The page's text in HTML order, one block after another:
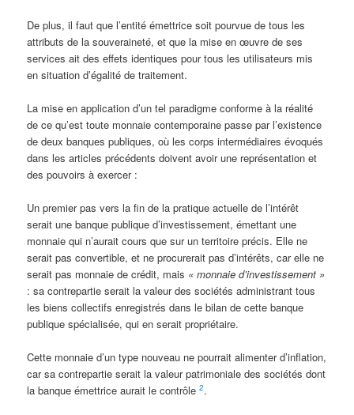
De plus, il faut que l’entité émettrice soit pourvue de tous les
attributs de la souveraineté, et que la mise en œuvre de ses
services ait des effets identiques pour tous les utilisateurs mis
en situation d’égalité de traitement.
La mise en application d’un tel paradigme conforme à la réalité
de ce qu’est toute monnaie contemporaine passe par l’existence
de deux banques publiques, où les corps intermédiaires évoqués
dans les articles précédents doivent avoir une représentation et
des pouvoirs à exercer :
Un premier pas vers la fin de la pratique actuelle de l’intérêt
serait une banque publique d’investissement, émettant une
monnaie qui n’aurait cours que sur un territoire précis. Elle ne
serait pas convertible, et ne procurerait pas d’intérêts, car elle ne
serait pas monnaie de crédit, mais « monnaie d’investissement »
: sa contrepartie serait la valeur des sociétés administrant tous
les biens collectifs enregistrés dans le bilan de cette banque
publique spécialisée, qui en serait propriétaire.
Cette monnaie d’un type nouveau ne pourrait alimenter d’inflation,
car sa contrepartie serait la valeur patrimoniale des sociétés dont
la banque émettrice aurait le contrôle2.